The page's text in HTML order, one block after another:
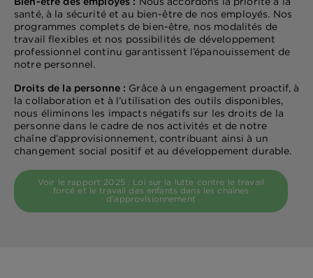
santé, à la sécurité et au bien-être de nos employés. Nos
programmes complets de bien-être, nos modalités de
travail flexibles et nos possibilités de développement
professionnel continu garantissent l’épanouissement de
notre personnel.
Droits de la personne : Grâce à un engagement proactif, à
la collaboration et à l’utilisation des outils disponibles,
nous éliminons les impacts négatifs sur les droits de la
personne dans le cadre de nos activités et de notre
chaîne d’approvisionnement, contribuant ainsi à un
changement social positif et au développement durable.
Voir le rapport 2025 : Loi sur la lutte contre le travail
forcé et le travail des enfants dans les chaînes
d’approvisionnement